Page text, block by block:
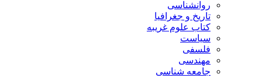
روانشناسی
تاریخ و جغرافیا
کتاب علوم غریبه
سیاست
فلسفی
مهندسی
جامعه شناسی